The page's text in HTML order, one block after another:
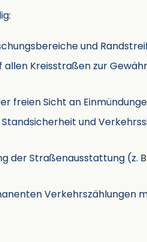
und
Kreisstraßen zur
freien Sicht an
und
der Straßenausstattung (z.
Verkehrszählungen